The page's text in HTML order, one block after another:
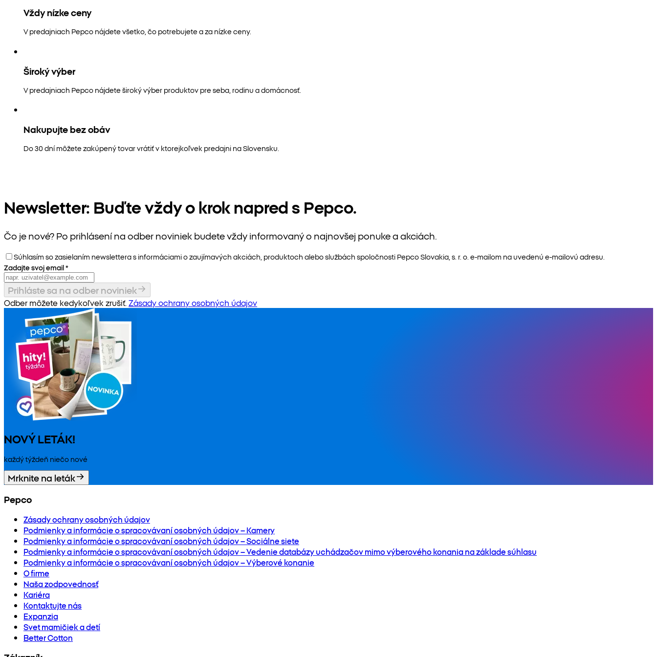
Vždy nízke ceny
V predajniach Pepco nájdete všetko, čo potrebujete a za nízke ceny.
Široký výber
V predajniach Pepco nájdete široký výber produktov pre seba, rodinu a domácnosť.
Nakupujte bez obáv
Do 30 dní môžete zakúpený tovar vrátiť v ktorejkoľvek predajni na Slovensku.
Newsletter: Buďte vždy o krok napred s Pepco.
Čo je nové? Po prihlásení na odber noviniek budete vždy informovaný o najnovšej ponuke a akciách.
Súhlasím so zasielaním newslettera s informáciami o zaujímavých akciách, produktoch alebo službách spoločnosti Pepco Slovakia, s. r. o. e-mailom na uvedenú e-mailovú adresu.
Zadajte svoj email*
Prihláste sa na odber noviniek
Odber môžete kedykoľvek zrušiť. Zásady ochrany osobných údajov
NOVÝ LETÁK!
každý týždeň niečo nové
Mrknite na leták
Pepco
Zásady ochrany osobných údajov
Podmienky a informácie o spracovávaní osobných údajov – Kamery
Podmienky a informácie o spracovávaní osobných údajov – Sociálne siete
Podmienky a informácie o spracovávaní osobných údajov – Vedenie databázy uchádzačov mimo výberového konania na základe súhlasu
Podmienky a informácie o spracovávaní osobných údajov – Výberové konanie
O firme
Naša zodpovednosť
Kariéra
Kontaktujte nás
Expanzia
Svet mamičiek a detí
Better Cotton